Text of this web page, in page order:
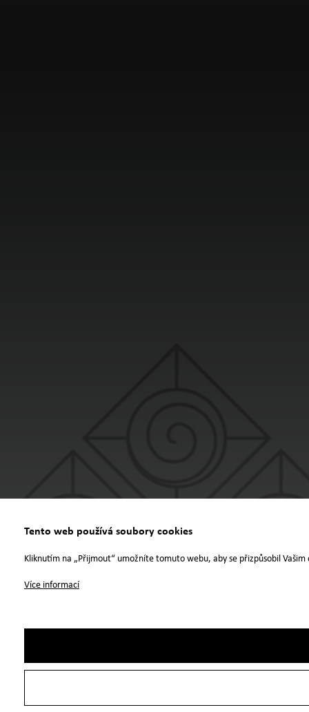
Tento web používá soubory cookies
Kliknutím na „Přijmout“ umožníte tomuto webu, aby se přizpůsobil
Více informací